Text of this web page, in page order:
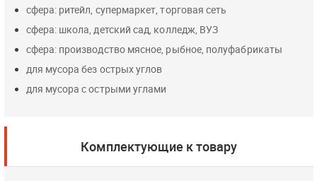
сфера: ритейл, супермаркет, торговая сеть
сфера: школа, детский сад, колледж, ВУЗ
сфера: производство мясное, рыбное, полуфабрикаты
для мусора без острых углов
для мусора с острыми углами
Комплектующие к товару